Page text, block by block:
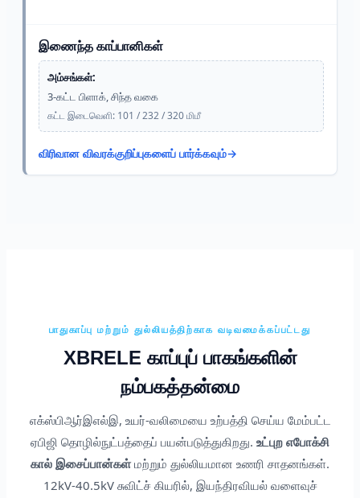
இணைந்த காப்பானிகள்
அம்சங்கள்:
3-கட்ட பிளாக், சிந்த வகை
கட்ட இடைவெளி: 101 / 232 / 320 மிமீ
விரிவான விவரக்குறிப்புகளைப் பார்க்கவும்
பாதுகாப்பு மற்றும் துல்லியத்திற்காக வடிவமைக்கப்பட்டது
XBRELE காப்புப் பாகங்களின்
நம்பகத்தன்மை
எக்ஸ்பிஆர்இஎல்இ, உயர்-வலிமையை உற்பத்தி செய்ய மேம்பட்ட
ஏபிஜி தொழில்நுட்பத்தைப் பயன்படுத்துகிறது. உட்புற எபோக்சி
கால் இசைப்பான்கள்மற்றும் துல்லியமான உணரி சாதனங்கள்.
12kV-40.5kV சுவிட்ச் கியரில், இயந்திரவியல் வளைவுச்